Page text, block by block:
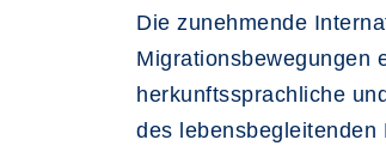
Die zunehmende
Migrationsbewegungen
herkunftssprachliche
des lebensbegleitenden